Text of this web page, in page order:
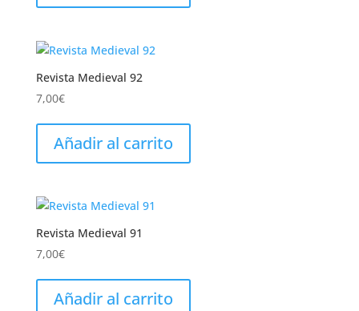
Revista Medieval 92
7,00€
Añadir al carrito
Revista Medieval 91
7,00€
Añadir al carrito